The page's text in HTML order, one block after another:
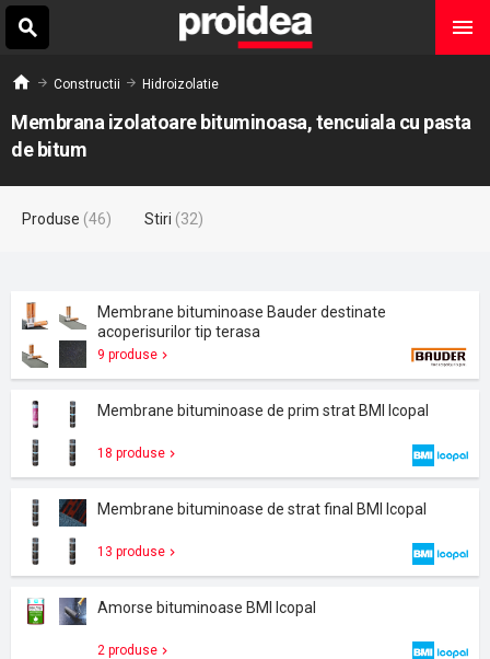
Constructii Hidroizolatie
Membrana izolatoare bituminoasa, tencuiala cu pasta
de bitum
Produse (46) Stiri (32)
Membrane bituminoase Bauder destinate
acoperisurilor tip terasa
9 produse
Membrane bituminoase de prim strat BMI Icopal
18 produse
Membrane bituminoase de strat final BMI Icopal
13 produse
Amorse bituminoase BMI Icopal
2 produse